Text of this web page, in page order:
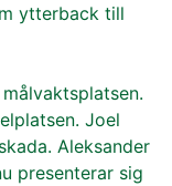
ytterback till
Joel
Aleksander
presenterar sig